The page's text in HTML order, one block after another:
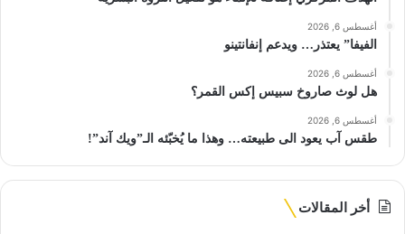
أغسطس 6, 2026
الفيفا” يعتذر… ويدعم إنفانتينو
أغسطس 6, 2026
هل لوث صاروخ سبيس إكس القمر؟
أغسطس 6, 2026
طقس آب يعود الى طبيعته… وهذا ما يُخبّئه الـ”ويك آند”!
أخر المقالات